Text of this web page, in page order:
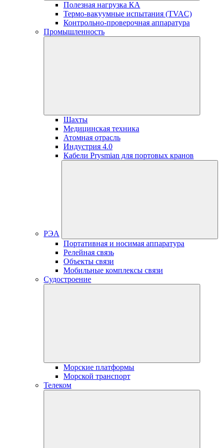
Полезная нагрузка КА
Термо-вакуумные испытания (TVAC)
Контрольно-проверочная аппаратура
Промышленность
Шахты
Медицинская техника
Атомная отрасль
Индустрия 4.0
Кабели Prysmian для портовых кранов
РЭА
Портативная и носимая аппаратура
Релейная связь
Объекты связи
Мобильные комплексы связи
Судостроение
Морские платформы
Морской транспорт
Телеком